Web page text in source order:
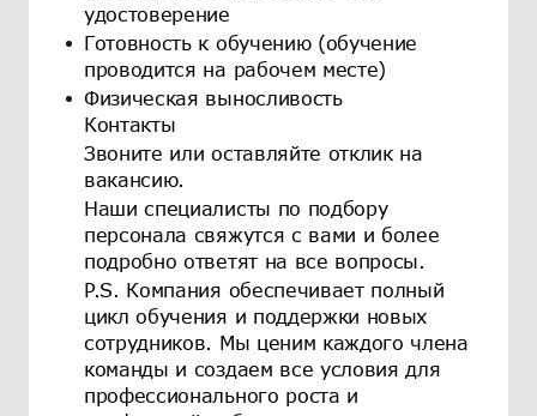
удостоверение
Готовность к обучению (обучение
проводится на рабочем месте)
Физическая выносливость
Контакты
Звоните или оставляйте отклик на
вакансию.
Наши специалисты по подбору
персонала свяжутся с вами и более
подробно ответят на все вопросы.
P.S. Компания обеспечивает полный
цикл обучения и поддержки новых
сотрудников. Мы ценим каждого члена
команды и создаем все условия для
профессионального роста и